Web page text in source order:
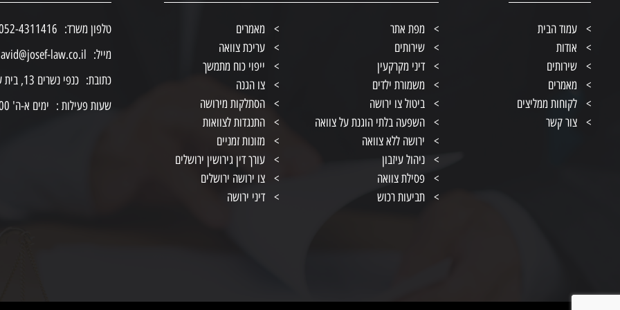
עמוד הבית
אודות
שירותים
מאמרים
לקוחות ממליצים
צור קשר
מפת אתר
מאמרים
שירותים
עריכת צוואה
דיני מקרקעין
ייפוי כוח מתמשך
משמורת ילדים
צו הגנה
ביטול צו ירושה
הסתלקות מירושה
השפעה בלתי הוגנת על צוואה
התנגדות לצוואות
ירושה ללא צוואה
מזונות זמניים
ניהול עיזבון
עורך דין גירושין ירושלים
פסילת צוואה
צו ירושה ירושלים
תביעות רכוש
דיני ירושה
טלפון משרד: 4311416
מייל: law.co.il
כתובת: כנפי נשרים 13, בית ענבר, ירושלים
שעות פעילות : ימים א-ה' 8:00-19:00